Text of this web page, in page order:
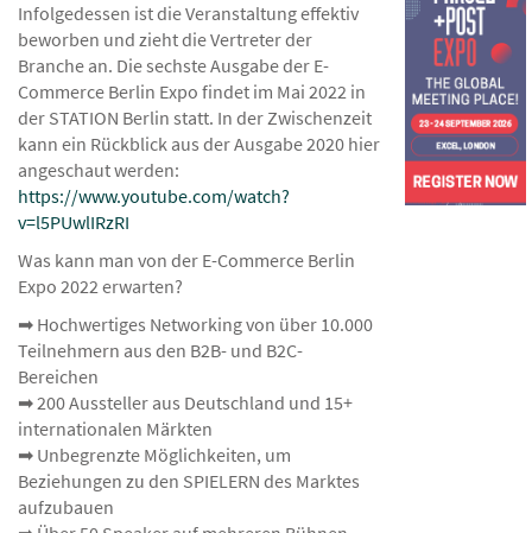
Infolgedessen ist die Veranstaltung effektiv
beworben und zieht die Vertreter der
Branche an. Die sechste Ausgabe der E-
Commerce Berlin Expo findet im Mai 2022 in
der STATION Berlin statt. In der Zwischenzeit
kann ein Rückblick aus der Ausgabe 2020 hier
angeschaut werden:
https://www.youtube.com/watch?
v=l5PUwlIRzRI
Was kann man von der E-Commerce Berlin
Expo 2022 erwarten?
➡ Hochwertiges Networking von über 10.000
Teilnehmern aus den B2B- und B2C-
Bereichen
➡ 200 Aussteller aus Deutschland und 15+
internationalen Märkten
➡ Unbegrenzte Möglichkeiten, um
Beziehungen zu den SPIELERN des Marktes
aufzubauen